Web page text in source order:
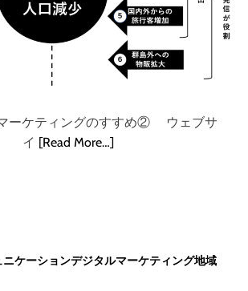
ーケティングのすすめ② ウェブサ
イ [Read More…]
ニケーションデジタルマーケティング地域